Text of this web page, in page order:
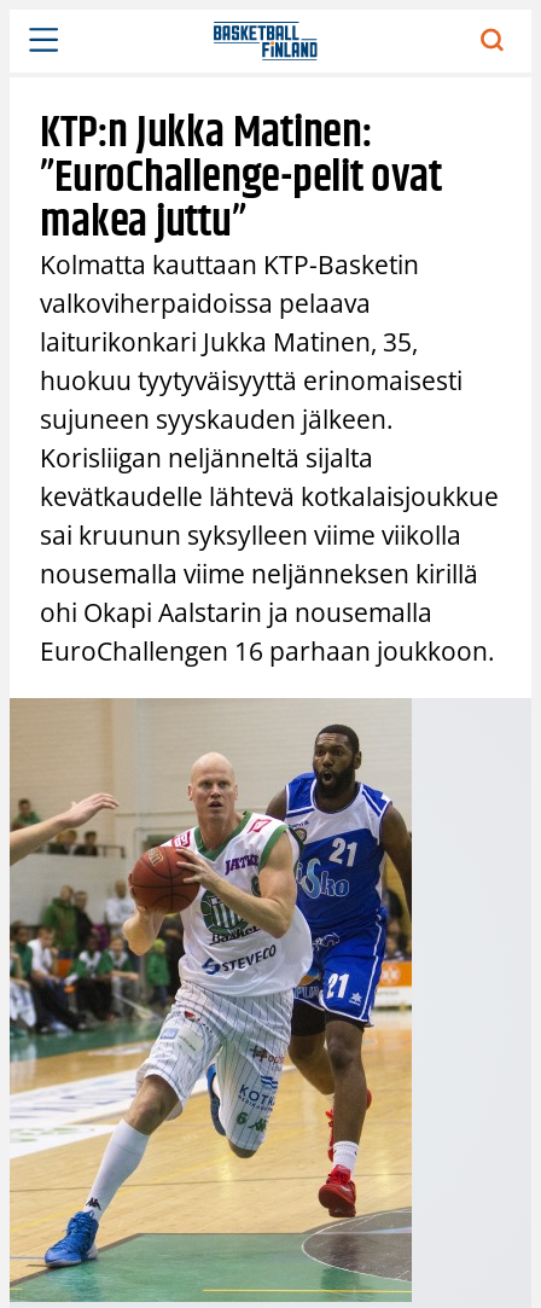
Siirry
sisältöön
KTP:n Jukka Matinen:
”EuroChallenge-pelit ovat
makea juttu”
Kolmatta kauttaan KTP-Basketin
valkoviherpaidoissa pelaava
laiturikonkari Jukka Matinen, 35,
huokuu tyytyväisyyttä erinomaisesti
sujuneen syyskauden jälkeen.
Korisliigan neljänneltä sijalta
kevätkaudelle lähtevä kotkalaisjoukkue
sai kruunun syksylleen viime viikolla
nousemalla viime neljänneksen kirillä
ohi Okapi Aalstarin ja nousemalla
EuroChallengen 16 parhaan joukkoon.